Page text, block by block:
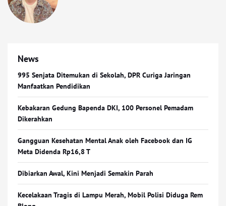
News
995 Senjata Ditemukan di Sekolah, DPR Curiga Jaringan
Manfaatkan Pendidikan
Kebakaran Gedung Bapenda DKI, 100 Personel Pemadam
Dikerahkan
Gangguan Kesehatan Mental Anak oleh Facebook dan IG
Meta Didenda Rp16,8 T
Dibiarkan Awal, Kini Menjadi Semakin Parah
Kecelakaan Tragis di Lampu Merah, Mobil Polisi Diduga Rem